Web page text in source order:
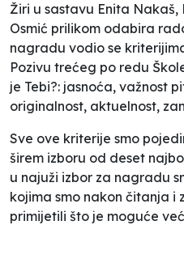
Žiri u sastavu Enita Nakaš,
Osmić prilikom odabira
nagradu vodio se
Pozivu trećeg po redu
je Tebi?: jasnoća, važnost
originalnost, aktuelnost,
Sve ove kriterije smo
širem izboru od deset
u najuži izbor za nagradu
kojima smo nakon čitanja i
primijetili što je moguće